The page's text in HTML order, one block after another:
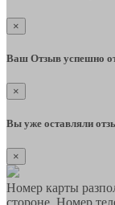
×
Ваш Отзыв успешно
×
Вы уже оставляли
×
Номер карты